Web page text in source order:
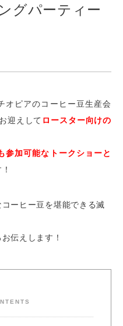
グパーティー
オピアのコーヒー豆生産会
迎えして ロースター向けの
参加可能なトークショーと
ーヒー豆を堪能できる滅
伝えします！